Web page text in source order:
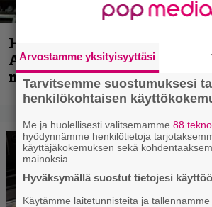
Hellsinki Metal Festival
Accept, Carcass, Black
muita avauspäivän
Arvostamme yksityisyyttäsi
Tarvitsemme suostumuksesi
henkilökohtaisen
Me ja huolellisesti valitsemamme88
hyödynnämme henkilötietoja
käyttäjäkokemuksen sekä
mainoksia.
Hyväksymällä suostut tietojesi
Käytämme laitetunnisteita ja